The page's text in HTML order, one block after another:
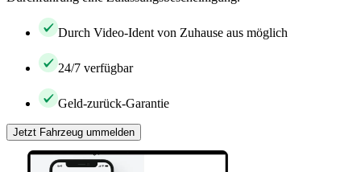
Durch Video-Ident von Zuhause aus möglich
24/7 verfügbar
Geld-zurück-Garantie
Jetzt Fahrzeug ummelden